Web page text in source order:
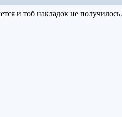
и тоб накладок не получилось.